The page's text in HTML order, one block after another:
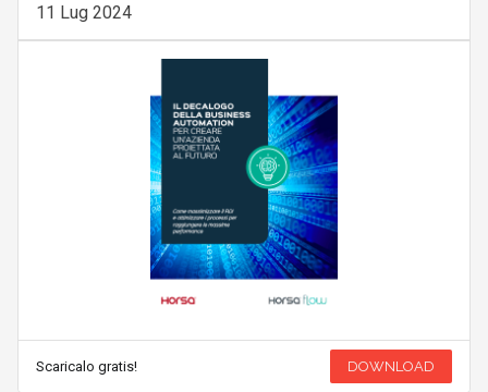
11 Lug 2024
Scaricalo gratis! DOWNLOAD